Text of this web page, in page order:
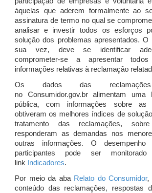
àquelas que aderem formalmente ao
assinatura de termo no qual se
analisar e investir todos os esforços
solução dos problemas apresentados. O
sua vez, deve se identificar
comprometer-se a apresentar
informações relativas à reclamação
Os dados das reclamações
no Consumidor.gov.br alimentam
pública, com informações sobre as
obtiveram os melhores índices de
tratamento das reclamações,
responderam as demandas nos
outras informações. O desempenho
participantes pode ser
link Indicadores.
Por meio da aba Relato do Consumidor,
conteúdo das reclamações, respostas